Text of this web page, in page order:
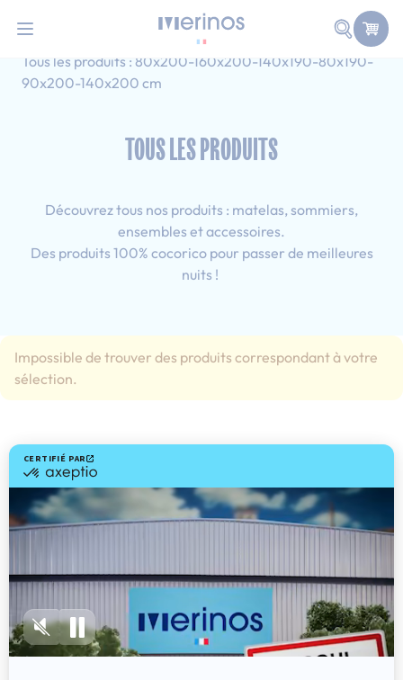
Faire
Accueil
Double-Ado
Tous les produits : 80x200-160x200-140x190-80x190-
90x200-140x200 cm
TOUS LES PRODUITS
Découvrez tous nos produits : matelas, sommiers,
ensembles et accessoires.
Des produits 100% cocorico pour passer de meilleures
nuits !
Impossible de trouver des produits correspondant à votre
sélection.
Livraison gratuite
Fabrication Française
101 nuits d'essai*
Paiement en 3x ou 4x sans frais